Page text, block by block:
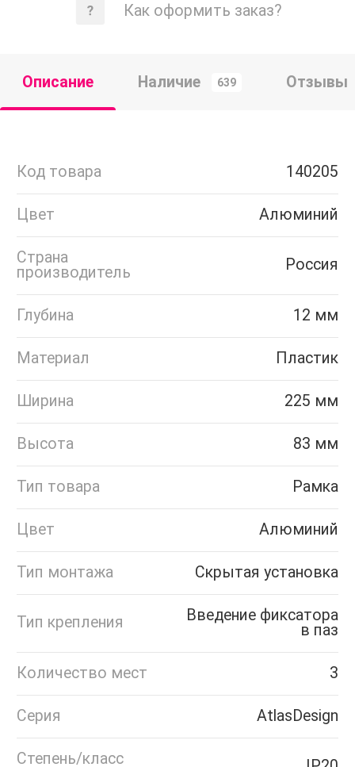
Как оформить заказ?
Описание Наличие 639 Отзывы
Код товара 140205
Цвет Алюминий
Страна
производитель
Россия
Глубина 12 мм
Материал Пластик
Ширина 225 мм
Высота 83 мм
Тип товара Рамка
Цвет Алюминий
Тип монтажа Скрытая установка
Тип крепления
Введение фиксатора
в паз
Количество мест 3
Серия AtlasDesign
Степень/класс